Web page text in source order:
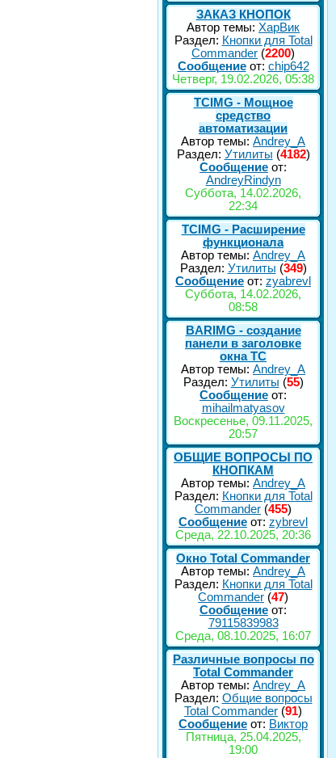
ЗАКАЗ КНОПОК
Автор темы: ХарВик
Раздел: Кнопки для Total
Commander (2200)
Сообщениеот: chip642
Четверг, 19.02.2026, 05:38
TCIMG - Мощное
средство
автоматизации
Автор темы: Andrey_A
Раздел: Утилиты (4182)
Сообщение от:
AndreyRindyn
Суббота, 14.02.2026,
22:34
TCIMG - Расширение
функционала
Автор темы: Andrey_A
Раздел: Утилиты (349)
Сообщение от: zyabrevl
Суббота, 14.02.2026,
08:58
BARIMG - создание
панели в заголовке
окна TC
Автор темы: Andrey_A
Раздел: Утилиты (55)
Сообщение от:
mihailmatyasov
Воскресенье, 09.11.2025,
20:57
ОБЩИЕ ВОПРОСЫ ПО
КНОПКАМ
Автор темы: Andrey_A
Раздел: Кнопки для Total
Commander (455)
Сообщение от: zybrevl
Среда, 22.10.2025, 20:36
Окно Total Commander
Автор темы: Andrey_A
Раздел: Кнопки для Total
Commander (47)
Сообщение от:
79115839983
Среда, 08.10.2025, 16:07
Различные вопросы по
Total Commander
Автор темы: Andrey_A
Раздел: Общие вопросы
Total Commander (91)
Сообщение от: Виктор
Пятница, 25.04.2025,
19:00